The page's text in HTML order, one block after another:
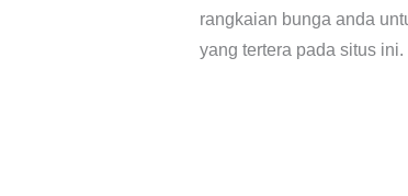
rangkaian bunga anda
yang tertera pada situs ini.